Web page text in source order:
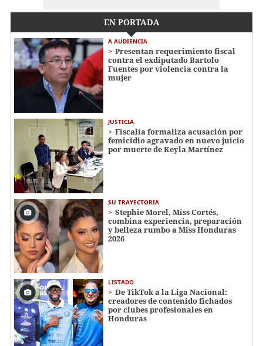
EN PORTADA
A AUDIENCIA
Presentan requerimiento fiscal
contra el exdiputado Bartolo
Fuentes por violencia contra la
mujer
JUSTICIA
Fiscalía formaliza acusación por
femicidio agravado en nuevo juicio
por muerte de Keyla Martínez
SU TRAYECTORIA
Stephie Morel, Miss Cortés,
combina experiencia, preparación
y belleza rumbo a Miss Honduras
2026
LISTADO
De TikTok a la Liga Nacional:
creadores de contenido fichados
por clubes profesionales en
Honduras